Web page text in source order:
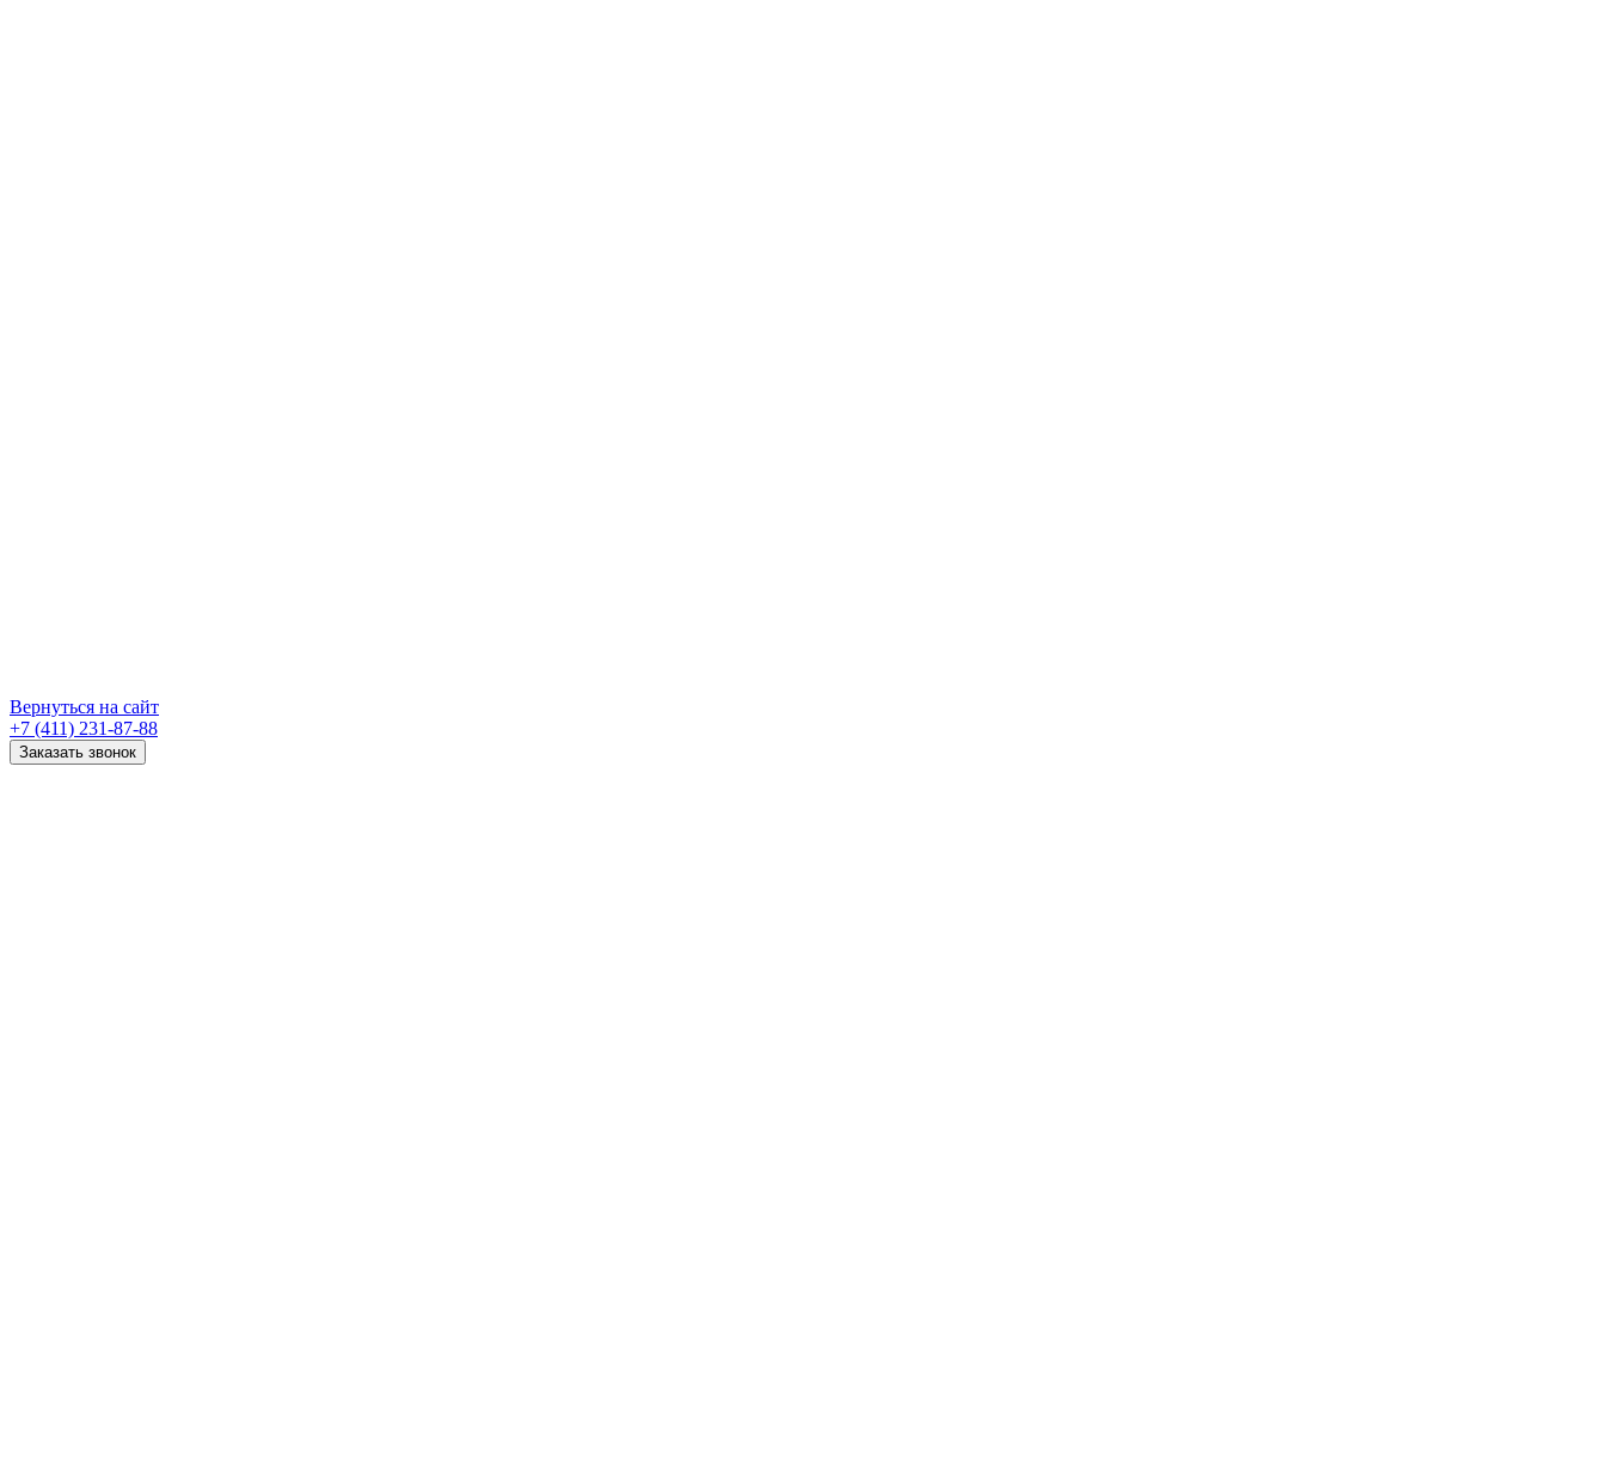
Вернуться на сайт
+7 (411) 231-87-88
Заказать звонок